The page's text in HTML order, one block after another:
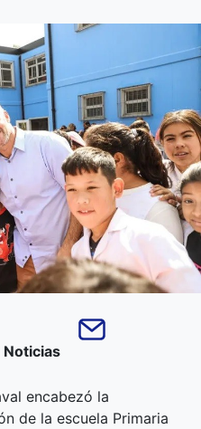
Noticias
encabezó la
de la escuela Primaria